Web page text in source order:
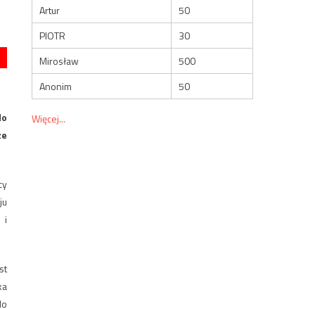
i
Artur
50
PIOTR
30
Mirosław
500
Anonim
50
Więcej...